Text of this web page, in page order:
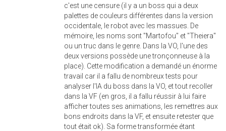
c'est une censure (il y a un boss qui a deux
palettes de couleurs différentes dans la version
occidentale, le robot avec les massues. De
mémoire, les noms sont "Martofou" et "Theiera"
ou un truc dans le genre. Dans la VO, l'une des
deux versions possède une tronçonneuse à la
place). Cette modification a demandé un énorme
travail car il a fallu de nombreux tests pour
analyser l'IA du boss dans la VO, et tout recoller
dans la VF (en gros, il a fallu réussir à lui faire
afficher toutes ses animations, les remettres aux
bons endroits dans la VF, et ensuite retester que
tout était ok). Sa forme transformée étant